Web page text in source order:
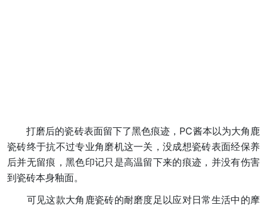
打磨后的瓷砖表面留下了黑色痕迹，PC酱本以为大角鹿
瓷砖终于抗不过专业角磨机这一关，没成想瓷砖表面经保养
后并无留痕，黑色印记只是高温留下来的痕迹，并没有伤害
到瓷砖本身釉面。
可见这款大角鹿瓷砖的耐磨度足以应对日常生活中的摩